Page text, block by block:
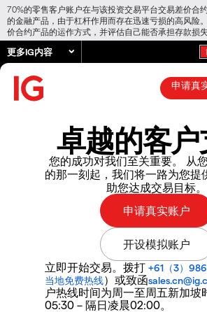
70%的零售客户账户在与该投资交易平台交易差价合
的金融产品，由于杠杆作用而存在迅速亏损的高风险
价合约产品的运作方式，并评估自己能否承担存款损失
更多IG内容
申请真
卓越的客
您的成功对我们至关重要。 从
的那一刻起，我们将一路为您提
助您达成交易目标。
立即开始交易。拨打 +61（3）
当地免费热线）或致函
户热线时间为周一至周五新加坡
05:30 – 隔日凌晨02:00。